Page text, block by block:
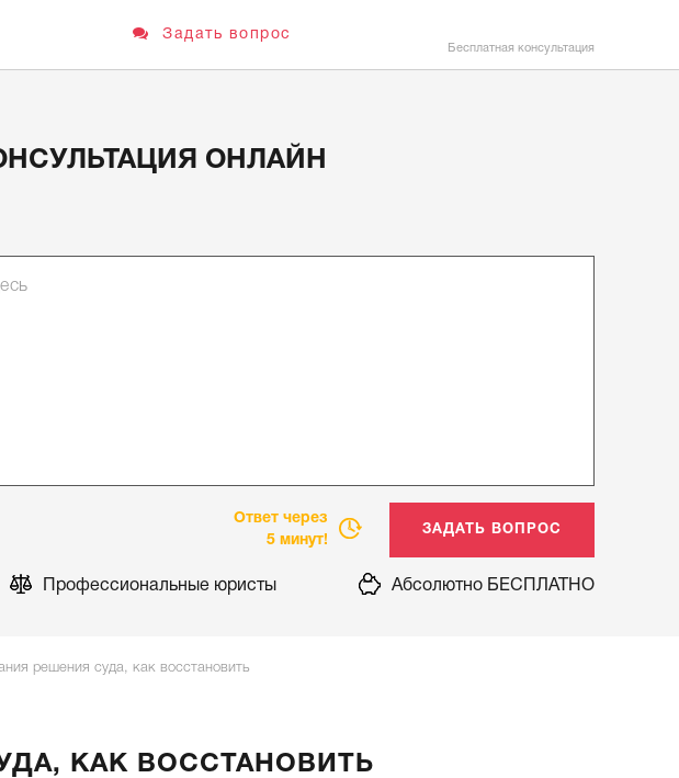
Задать вопрос
Бесплатная консультация
ОНЛАЙН
Ответ через
5 минут!
Профессиональные юристы Абсолютно БЕСПЛАТНО
решения суда, как восстановить
КАК ВОССТАНОВИТЬ